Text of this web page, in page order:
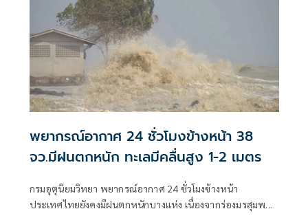
พยากรณ์อากาศ 24 ชั่วโมงข้างหน้า 38
จว.มีฝนตกหนัก ทะเลมีคลื่นสูง 1-2 เมตร
กรมอุตุนิยมวิทยา พยากรณ์อากาศ 24 ชั่วโมงข้างหน้า
ประเทศไทยยังคงมีฝนตกหนักบางแห่ง เนื่องจากร่องมรสุมพาด